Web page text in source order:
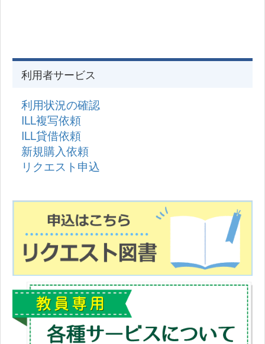
利用者サービス
利用状況の確認
ILL複写依頼
ILL貸借依頼
新規購入依頼
リクエスト申込